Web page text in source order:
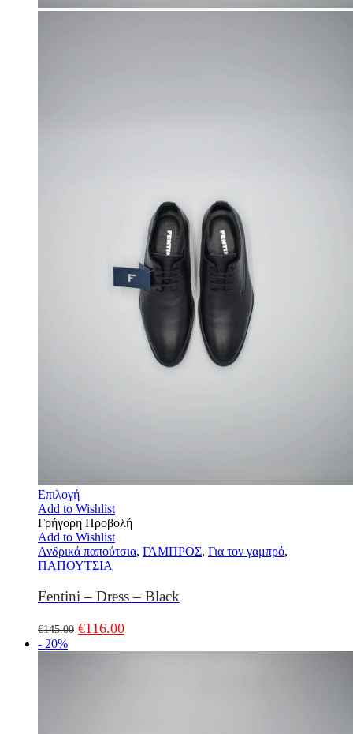
Επιλογή
Add to Wishlist
Γρήγορη Προβολή
Add to Wishlist
Ανδρικά παπούτσια, ΓΑΜΠΡΟΣ, Για τον γαμπρό,
ΠΑΠΟΥΤΣΙΑ
Fentini – Dress – Black
€145.00 €116.00
- 20%